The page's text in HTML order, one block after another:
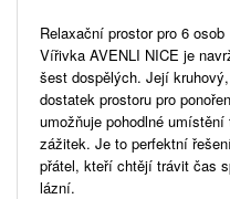
Relaxační prostor pro 6 osob
Vířivka AVENLI NICE je
šest dospělých. Její
dostatek prostoru pro
umožňuje pohodlné
zážitek. Je to perfektní
přátel, kteří chtějí trávit čas
lázní.